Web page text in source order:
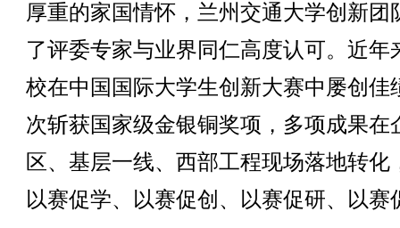
厚重的家国情怀，兰州交通大学创新团
了评委专家与业界同仁高度认可。近年
校在中国国际大学生创新大赛中屡创佳
次斩获国家级金银铜奖项，多项成果在
区、基层一线、西部工程现场落地转化
以赛促学、以赛促创、以赛促研、以赛